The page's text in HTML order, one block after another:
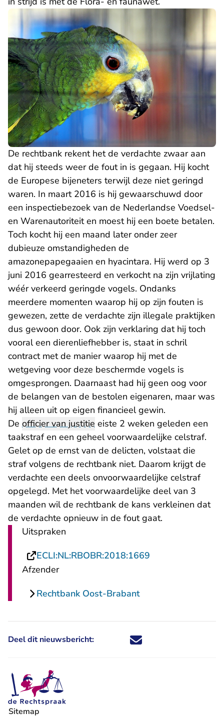
De rechtbank rekent het de verdachte zwaar aan
dat hij steeds weer de fout in is gegaan. Hij kocht
de Europese bijeneters terwijl deze niet geringd
waren. In maart 2016 is hij gewaarschuwd door
een inspectiebezoek van de Nederlandse Voedsel-
en Warenautoriteit en moest hij een boete betalen.
Toch kocht hij een maand later onder zeer
dubieuze omstandigheden de
amazonepapegaaien en hyacintara. Hij werd op 3
juni 2016 gearresteerd en verkocht na zijn vrijlating
wéér verkeerd geringde vogels. Ondanks
meerdere momenten waarop hij op zijn fouten is
gewezen, zette de verdachte zijn illegale praktijken
dus gewoon door. Ook zijn verklaring dat hij toch
vooral een dierenliefhebber is, staat in schril
contract met de manier waarop hij met de
wetgeving voor deze beschermde vogels is
omgesprongen. Daarnaast had hij geen oog voor
de belangen van de bestolen eigenaren, maar was
hij alleen uit op eigen financieel gewin.
De officier van justitie eiste 2 weken geleden een
taakstraf en een geheel voorwaardelijke celstraf.
Gelet op de ernst van de delicten, volstaat die
straf volgens de rechtbank niet. Daarom krijgt de
verdachte een deels onvoorwaardelijke celstraf
opgelegd. Met het voorwaardelijke deel van 3
maanden wil de rechtbank de kans verkleinen dat
de verdachte opnieuw in de fout gaat.
Uitspraken
ECLI:NL:RBOBR:2018:1669
Afzender
Rechtbank Oost-Brabant
Deel dit nieuwsbericht: Deel dit nieuwsbericht via X -
Deel dit nieuwsbericht via
Deel dit nieuwsbericht
Deel dit
Sitemap